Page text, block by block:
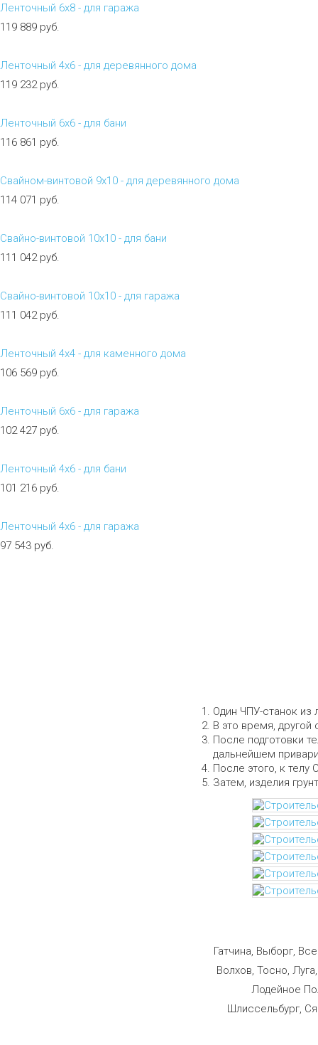
Ленточный 6х8 - для гаража
119 889 руб.
Ленточный 4х6 - для деревянного дома
119 232 руб.
Ленточный 6х6 - для бани
116 861 руб.
Свайном-винтовой 9х10 - для деревянного дома
114 071 руб.
Свайно-винтовой 10х10 - для бани
111 042 руб.
Свайно-винтовой 10х10 - для гаража
111 042 руб.
Ленточный 4х4 - для каменного дома
106 569 руб.
Ленточный 6х6 - для гаража
102 427 руб.
Ленточный 4х6 - для бани
101 216 руб.
Ленточный 4х6 - для гаража
97 543 руб.
Один ЧПУ-станок из
В это время, другой
После подготовки
дальнейшем
После этого, к телу
Затем, изделия
Гатчина, Выборг,
Волхов, Тосно,
Лодейное
Шлиссельбург,